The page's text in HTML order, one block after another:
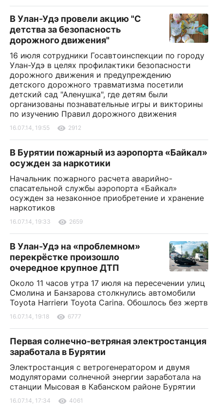
В Улан-Удэ провели акцию "С
детства за безопасность
дорожного движения"
16 июля сотрудники Госавтоинспекции по городу
Улан-Удэ в целях профилактики безопасности
дорожного движения и предупреждению
детского дорожного травматизма посетили
детский сад "Аленушка", где детям были
организованы познавательные игры и викторины
по изучению Правил дорожного движения
16.07.14, 19:55 2912
В Бурятии пожарный из аэропорта «Байкал»
осужден за наркотики
Начальник пожарного расчета аварийно-
спасательной службы аэропорта «Байкал»
осужден за незаконное приобретение и хранение
наркотиков
16.07.14, 19:33 2659
В Улан-Удэ на «проблемном»
перекрёстке произошло
очередное крупное ДТП
Около 11 часов утра 17 июля на пересечении улиц
Смолина и Банзарова столкнулись автомобили
Toyota Harrierи Toyota Carina. Обошлось без жертв
16.07.14, 19:18 6777
Первая солнечно-ветряная электростанция
заработала в Бурятии
Электростанция с ветрогенератором и двумя
модуляторами солнечной энергии заработала на
станции Мысовая в Кабанском районе Бурятии
16.07.14, 17:34 4061